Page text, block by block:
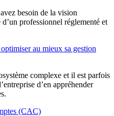
besoin de la vision
professionnel réglementé et
au mieux sa gestion
complexe et il est parfois
d’en appréhender
(CAC)